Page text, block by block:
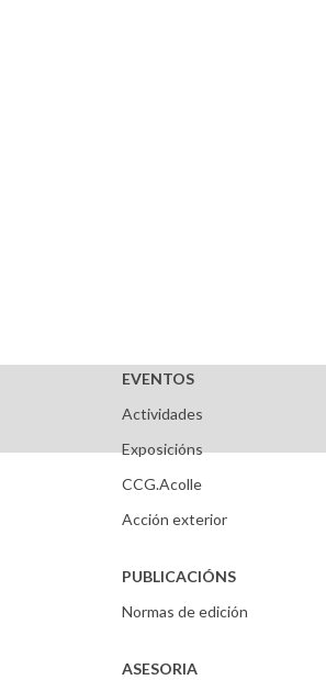
EVENTOS
Actividades
Exposicións
CCG.Acolle
Acción exterior
PUBLICACIÓNS
Normas de edición
ASESORIA